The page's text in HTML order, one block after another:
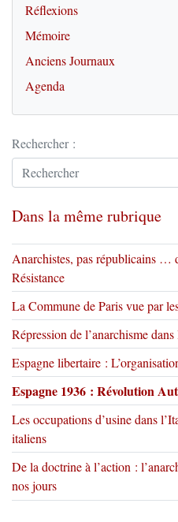
Réflexions
Mémoire
Anciens Journaux
Agenda
Rechercher :
Dans la même rubrique
Anarchistes, pas républicains …
Résistance
La Commune de Paris vue par
Répression de l’anarchisme
Espagne libertaire :
Espagne 1936 : Révolution
Les occupations d’usine dans
italiens
De la doctrine à l’action :
nos jours